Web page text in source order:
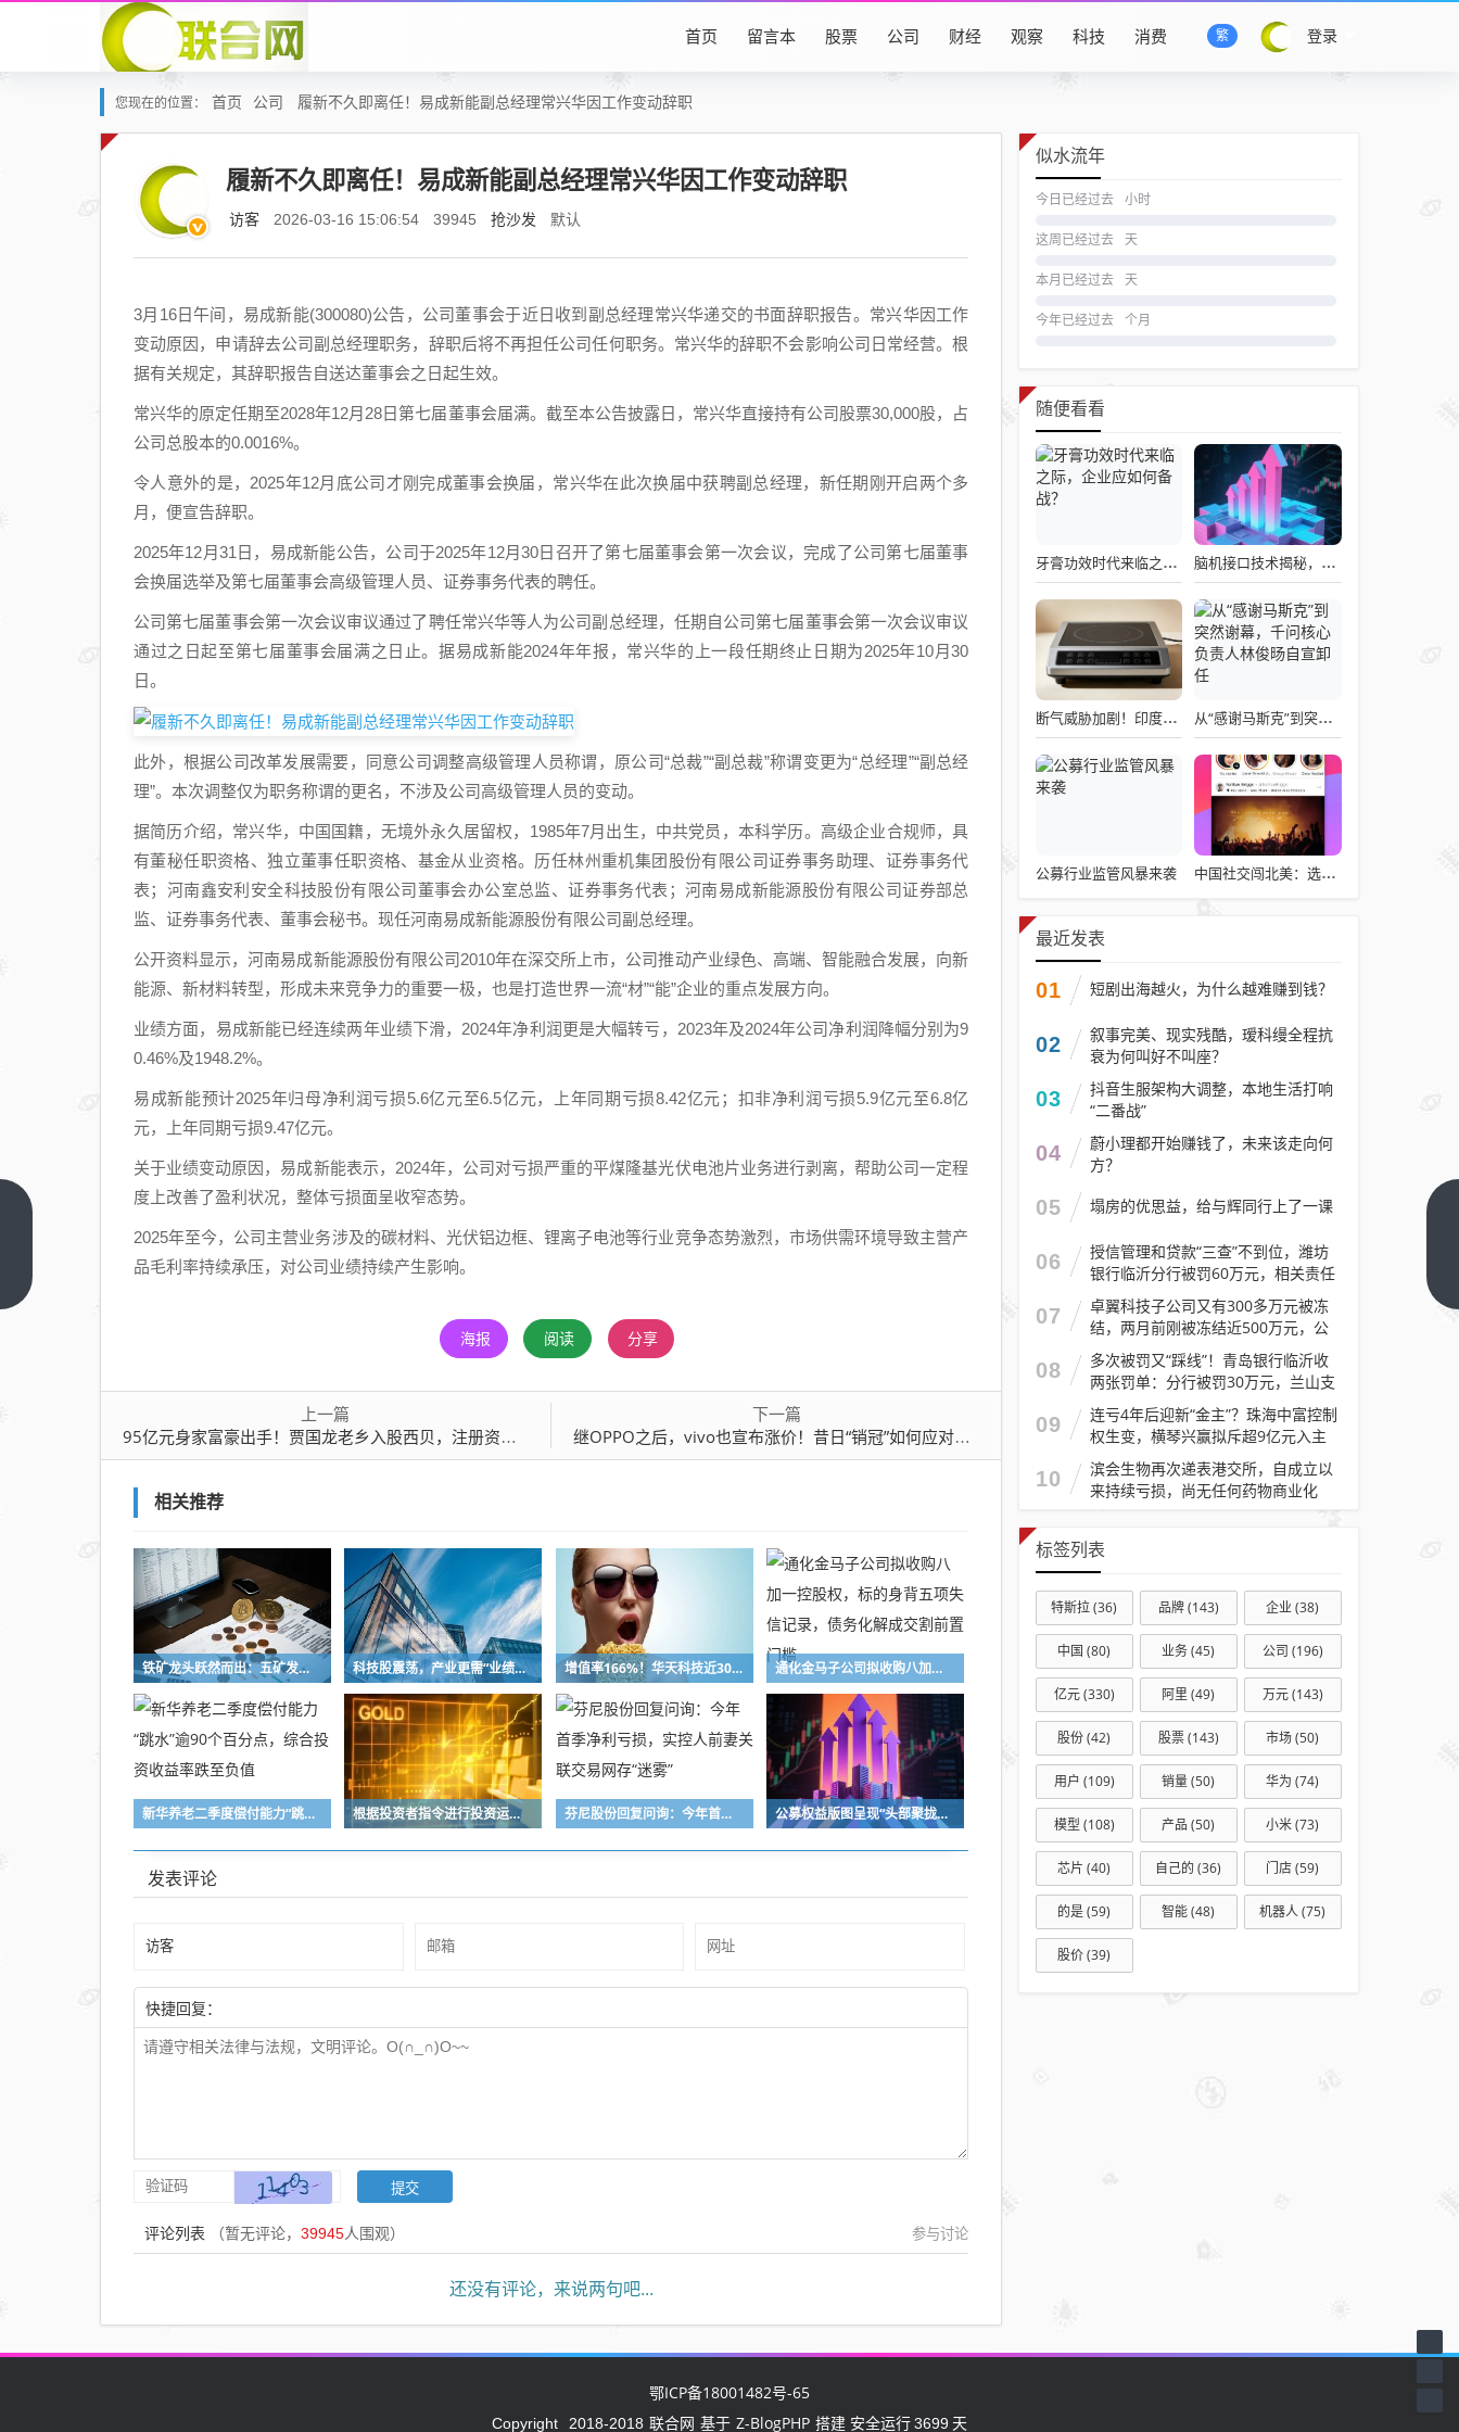
登录
繁
首页 留言本 股票 公司 财经 观察 科技 消费
您现在的位置： 首页 公司 履新不久即离任！易成新能副总经理常兴华因工作变动辞职
履新不久即离任！易成新能副总经理常兴华因工作变动辞职
访客 2026-03-16 15:06:54 39945 抢沙发 默认
3月16日午间，易成新能(300080)公告，公司董事会于近日收到副总经理常兴华递交的书面辞职报告。常兴华因工作
变动原因，申请辞去公司副总经理职务，辞职后将不再担任公司任何职务。常兴华的辞职不会影响公司日常经营。根
据有关规定，其辞职报告自送达董事会之日起生效。
常兴华的原定任期至2028年12月28日第七届董事会届满。截至本公告披露日，常兴华直接持有公司股票30,000股，占
公司总股本的0.0016%。
令人意外的是，2025年12月底公司才刚完成董事会换届，常兴华在此次换届中获聘副总经理，新任期刚开启两个多
月，便宣告辞职。
2025年12月31日，易成新能公告，公司于2025年12月30日召开了第七届董事会第一次会议，完成了公司第七届董事
会换届选举及第七届董事会高级管理人员、证券事务代表的聘任。
公司第七届董事会第一次会议审议通过了聘任常兴华等人为公司副总经理，任期自公司第七届董事会第一次会议审议
通过之日起至第七届董事会届满之日止。据易成新能2024年年报，常兴华的上一段任期终止日期为2025年10月30
日。
此外，根据公司改革发展需要，同意公司调整高级管理人员称谓，原公司“总裁”“副总裁”称谓变更为“总经理”“副总经
理”。本次调整仅为职务称谓的更名，不涉及公司高级管理人员的变动。
据简历介绍，常兴华，中国国籍，无境外永久居留权，1985年7月出生，中共党员，本科学历。高级企业合规师，具
有董秘任职资格、独立董事任职资格、基金从业资格。历任林州重机集团股份有限公司证券事务助理、证券事务代
表；河南鑫安利安全科技股份有限公司董事会办公室总监、证券事务代表；河南易成新能源股份有限公司证券部总
监、证券事务代表、董事会秘书。现任河南易成新能源股份有限公司副总经理。
公开资料显示，河南易成新能源股份有限公司2010年在深交所上市，公司推动产业绿色、高端、智能融合发展，向新
能源、新材料转型，形成未来竞争力的重要一极，也是打造世界一流“材”“能”企业的重点发展方向。
业绩方面，易成新能已经连续两年业绩下滑，2024年净利润更是大幅转亏，2023年及2024年公司净利润降幅分别为9
0.46%及1948.2%。
易成新能预计2025年归母净利润亏损5.6亿元至6.5亿元，上年同期亏损8.42亿元；扣非净利润亏损5.9亿元至6.8亿
元，上年同期亏损9.47亿元。
关于业绩变动原因，易成新能表示，2024年，公司对亏损严重的平煤隆基光伏电池片业务进行剥离，帮助公司一定程
度上改善了盈利状况，整体亏损面呈收窄态势。
2025年至今，公司主营业务涉及的碳材料、光伏铝边框、锂离子电池等行业竞争态势激烈，市场供需环境导致主营产
品毛利率持续承压，对公司业绩持续产生影响。
海报 阅读 分享
上一篇
95亿元身家富豪出手！贾国龙老乡入股西贝，注册资本增至1.04亿元
下一篇
继OPPO之后，vivo也宣布涨价！昔日“销冠”如何应对市场份额失守危机？
相关推荐
铁矿龙头跃然而出：五矿发展重组铸就A股铁矿采选重要平台 科技股震荡，产业更需“业绩叙事” 增值率166%！华天科技近30亿元并购下周上会，标的华羿微电曾终止IPO 通化金马子公司拟收购八加一控股权，标的身背五项失信记录，债务化解成交割前置门槛
新华养老二季度偿付能力“跳水”逾90个百分点，综合投资收益率跌至负值 根据投资者指令进行投资运作！长兴万乘私募及时任副总经理收警示函 芬尼股份回复问询：今年首季净利亏损，实控人前妻关联交易网存“迷雾” 公募权益版图呈现“头部聚拢、中小深耕”格局 百亿级主动权益基金扩容至72只，16家公募主动权益规模突破千亿元
发表评论
快捷回复：
评论列表 （暂无评论， 39945人围观） 参与讨论
还没有评论，来说两句吧...
似水流年
今日已经过去 小时
这周已经过去 天
本月已经过去 天
今年已经过去 个月
随便看看
牙膏功效时代来临之际，企业应如何备战？ 脑机接口技术揭秘，引领读心术革命的领跑者大盘点
断气威胁加剧！印度民众疯抢电磁炉 制造商将从中国空运部件 从“感谢马斯克”到突然谢幕，千问核心负责人林俊旸自宣卸任
公募行业监管风暴来袭 中国社交闯北美：选择远大于努力
最近发表
01 短剧出海越火，为什么越难赚到钱？
02
叙事完美、现实残酷，瑷科缦全程抗
衰为何叫好不叫座？
03
抖音生服架构大调整，本地生活打响
“二番战”
04
蔚小理都开始赚钱了，未来该走向何
方？
05 塌房的优思益，给与辉同行上了一课
06
授信管理和贷款“三查”不到位，潍坊
银行临沂分行被罚60万元，相关责任
人被警告
07
卓翼科技子公司又有300多万元被冻
结，两月前刚被冻结近500万元，公
司去年预计亏损至少2.1亿元
08
多次被罚又“踩线”！青岛银行临沂收
两张罚单：分行被罚30万元，兰山支
行被罚30万元
09
连亏4年后迎新“金主”？珠海中富控制
权生变，横琴兴赢拟斥超9亿元入主
10
滨会生物再次递表港交所，自成立以
来持续亏损，尚无任何药物商业化
标签列表
特斯拉(36) 品牌(143) 企业(38)
中国 (80) 业务(45) 公司 (196)
亿元(330) 阿里 (49) 万元(143)
股份(42) 股票(143) 市场(50)
用户 (109) 销量(50) 华为 (74)
模型 (108) 产品 (50) 小米(73)
芯片 (40) 自己的 (36) 门店(59)
的是(59) 智能(48) 机器人(75)
股价(39)
鄂ICP备18001482号-65
Copyright 2018-2018 联合网 基于 Z-BlogPHP 搭建 安全运行3699 天